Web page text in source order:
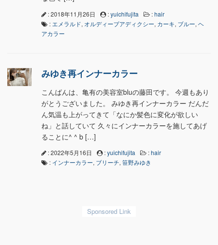
: 2018年11月26日 :yuichifujita :hair
: エメラルド, オルディーブアディクシー, カーキ, ブルー, ヘ
アカラー
みゆき再インナーカラー
こんばんは、亀有の美容室bluの藤田です。 今週もあり
がとうございました。 みゆき再インナーカラー だんだ
ん気温も上がってきて「なにか髪色に変化が欲しい
ね」と話していて 久々にインナーカラーを施してあげ
ることに^ ^ b […]
: 2022年5月16日 :yuichifujita :hair
: インナーカラー, ブリーチ, 笹野みゆき